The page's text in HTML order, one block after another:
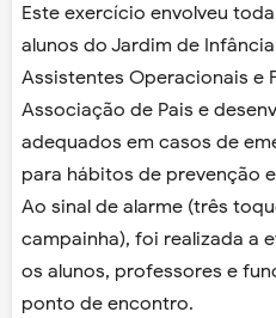
Este exercício envolveu
alunos do Jardim de
Assistentes Operacionais e
Associação de Pais e
adequados em casos de
para hábitos de prevenção
Ao sinal de alarme (três
campainha), foi realizada a
os alunos, professores e
ponto de encontro.